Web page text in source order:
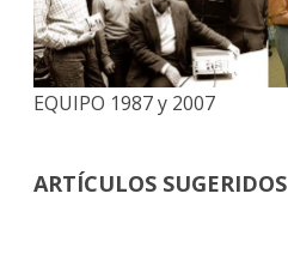
EQUIPO 1987 y 2007
ARTÍCULOS SUGERIDOS